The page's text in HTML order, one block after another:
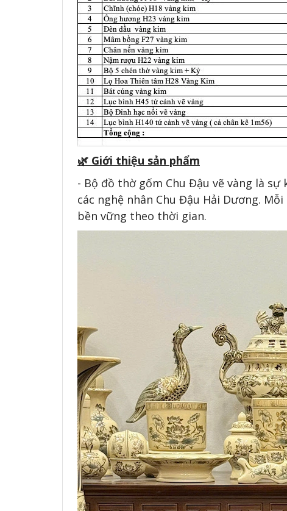
🌿 Giới thiệu sản phẩm
- Bộ đồ thờ gốm Chu Đậu vẽ vàng là
các nghệ nhân Chu Đậu Hải Dương.
bền vững theo thời gian.